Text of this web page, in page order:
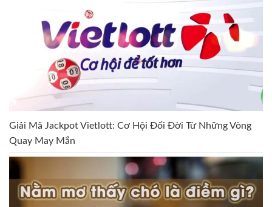
Giải Mã Jackpot Vietlott: Cơ Hội Đổi Đời Từ Những Vòng
Quay May Mắn